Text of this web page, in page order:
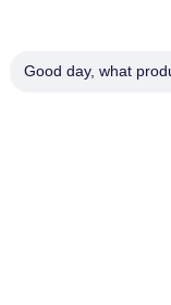
Capacidade de
Good day, what